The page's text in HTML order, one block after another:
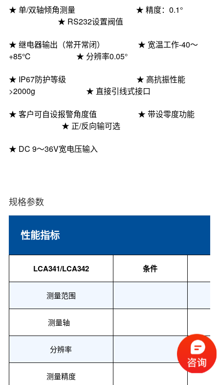
★ 单/双轴倾角测量 ★ 精度： 0.1°
★ RS232设置阀值
★ 继电器输出（常开常闭） ★ 宽温工作-40～
+85℃ ★ 分辨率0.05°
★ IP67防护等级 ★ 高抗振性能
>2000g ★ 直接引线式接口
★ 客户可自设报警角度值 ★ 带设零度功能
★ 正/反向输可选
★ DC 9～36V宽电压输入
规格参数
性能指标
LCA341/LCA342 条件
测量范围
测量轴
分辨率
测量精度